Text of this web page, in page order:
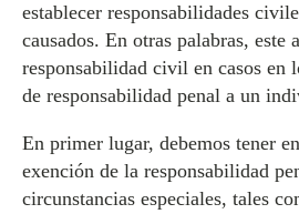
establecer responsabilidades
causados. En otras palabras, este
responsabilidad civil en casos en
de responsabilidad penal a un
En primer lugar, debemos tener
exención de la responsabilidad
circunstancias especiales, tales